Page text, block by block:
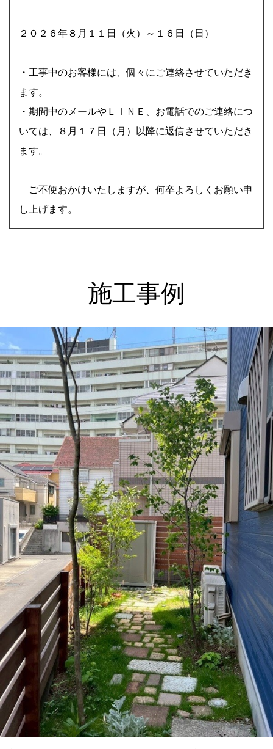
採り雑木で木陰・木漏れ日のあるもうひとつのリビング
２０２６年 夏季休暇について
２０２６年８月１１日（火）～１６日（日）
・工事中のお客様には、個々にご連絡させていただき
ます。
・期間中のメールやＬＩＮＥ、お電話でのご連絡につ
いては、８月１７日（月）以降に返信させていただき
ます。
ご不便おかけいたしますが、何卒よろしくお願い申
し上げます。
施工事例